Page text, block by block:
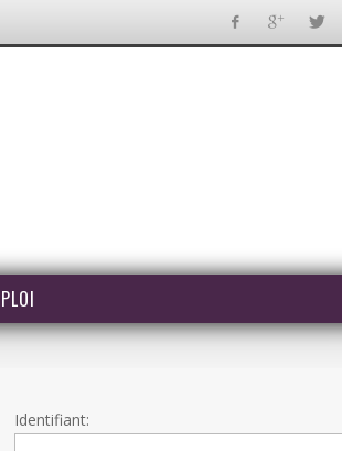
Identifiant: